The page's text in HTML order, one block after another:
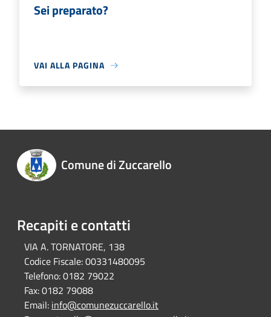
Sei preparato?
VAI ALLA PAGINA
Comune di Zuccarello
Recapiti e contatti
VIA A. TORNATORE, 138
Codice Fiscale:00331480095
Telefono:0182 79022
Fax:0182 79088
Email: info@comunezuccarello.it